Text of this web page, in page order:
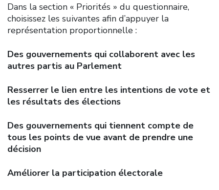
Dans la section « Priorités » du questionnaire,
choisissez les suivantes afin d’appuyer la
représentation proportionnelle :
Des gouvernements qui collaborent avec les
autres partis au Parlement
Resserrer le lien entre les intentions de vote et
les résultats des élections
Des gouvernements qui tiennent compte de
tous les points de vue avant de prendre une
décision
Améliorer la participation électorale